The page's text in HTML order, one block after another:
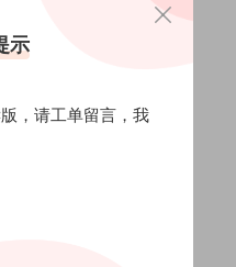
示
，请工单留言 ，我